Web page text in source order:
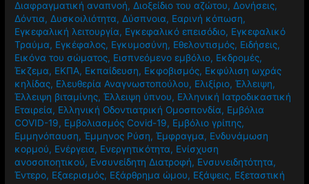
Διαφραγματική αναπνοή, Διοξείδιο του αζώτου, Δονήσεις,
Δόντια, Δυσκοιλιότητα, Δύσπνοια, Εαρινή κόπωση,
Εγκεφαλική λειτουργία, Εγκεφαλικό επεισόδιο, Εγκεφαλικό
Τραύμα, Εγκέφαλος, Εγκυμοσύνη, Εθελοντισμός, Ειδήσεις,
Εικόνα του σώματος, Εισπνεόμενο εμβόλιο, Εκδρομές,
Έκζεμα, ΕΚΠΑ, Εκπαίδευση, Εκφοβισμός, Εκφύλιση ωχράς
κηλίδας, Ελευθερία Αναγνωστοπούλου, Ελιξίριο,Έλλειψη,
Έλλειψη βιταμίνης,Έλλειψη ύπνου, Ελληνική Ιατροδικαστική
Εταιρεία, Ελληνική Οδοντιατρική Ομοσπονδία, Εμβόλια
COVID-19, Εμβολιασμός Covid-19, Εμβόλιο γρίπης,
Εμμηνόπαυση,Έμμηνος Ρύση,Έμφραγμα, Ενδυνάμωση
κορμού, Ενέργεια, Ενεργητικότητα, Ενίσχυση
ανοσοποητικού, Ενσυνείδητη Διατροφή, Ενσυνειδητότητα,
Έντερο, Εξαερισμός, Εξάρθρημα ώμου, Εξάψεις, Εξεταστική